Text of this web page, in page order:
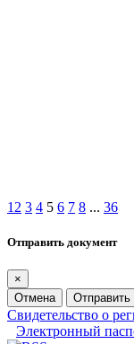
1 2 3 4 5 6 7 8 ... 36
Отправить документ
×
Отмена
Отправить
Свидетельство о
Электронный